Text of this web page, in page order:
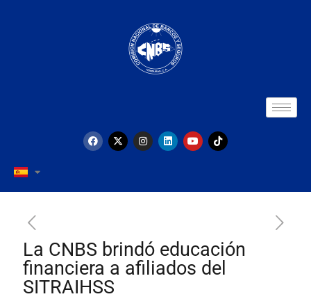
La CNBS brindó educación
financiera a afiliados del
SITRAIHSS